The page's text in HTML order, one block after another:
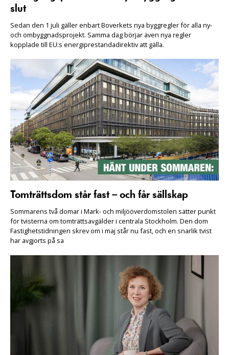
slut
Sedan den 1 juli gäller enbart Boverkets nya byggregler för alla ny-
och ombyggnadsprojekt. Samma dag börjar även nya regler
kopplade till EU:s energiprestandadirektiv att gälla.
Tomträttsdom står fast – och får sällskap
Sommarens två domar i Mark- och miljööverdomstolen sätter punkt
för tvisterna om tomträttsavgälder i centrala Stockholm. Den dom
Fastighetstidningen skrev om i maj står nu fast, och en snarlik tvist
har avgjorts på sa